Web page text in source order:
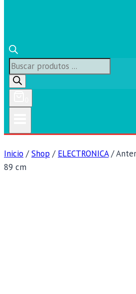
Búsqueda
de
productos
Inicio / Shop / ELECTRONICA /
89 cm